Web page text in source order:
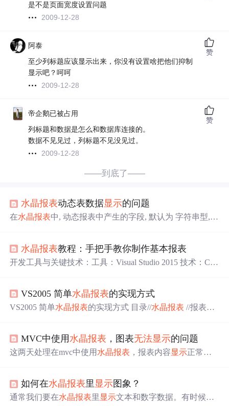
是不是页面宽度设置问题
2009-12-28
阿泰
至少列标题应该显示出来，你没有设置啥把他们抑制
显示吧？呵呵
2009-12-28
赞
帝企鹅已被占用
列标题和数据是怎么和数据库连接的。
数据不见见过，列标题不见没见过。
2009-12-28
赞
——到底了——
水晶报表动态表数据显示的问题
在水晶报表中, 动态报表中产生的字段, 默认为 字符串型,
放到报表中, 就可以设置显示格式了. 转载于:https://www.cn
blogs.com/csMapx/archive/2011/05/24/2055526.html...
水晶报表教程：手把手教你制作基本报表
开发工具与关键技术：工具：Visual Studio 2015 技术：C#+
如何在.Net Web应用中使用水晶报表，也可以让你在学习
过程中少走一些弯路。为了得到最好的效果，读者最好需
VS2005 简单水晶报表的实现方式
VS2005 简单水晶报表的实现方式 目录//水晶报表 //报表里
（过滤显示） //子报表 （主报表，明细报表） //内嵌式连
接型子报表示例 （直接显示） //依需要显示子报表示例
MVC中使用 水晶报表 ，图表无法显示的问题
这两天处理在mvc中使用 水晶报表 ，报表内容显示正常，
micimage=cr_tmp_image_dc815016-6233-4763-9c61-2e388687
a444.png”因为图表是通过CrystalImageHandler来动态生成
如何在水晶报表里 显示图象？
通常我们要在水晶报表里 显示文本和数字数据。有时候，